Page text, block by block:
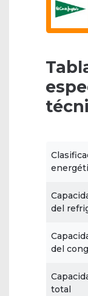
del
del
total